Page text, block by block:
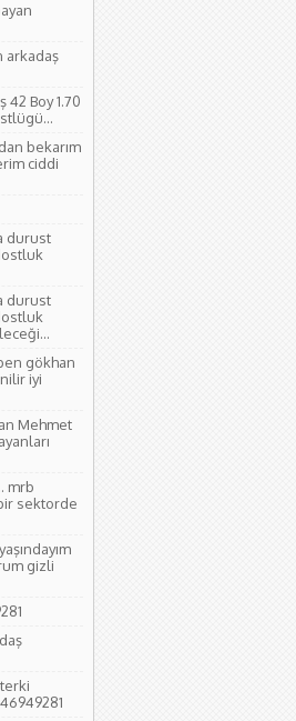
arkadaş
42 Boy 1.70
bekarım
ciddi
durust
durust
gökhan
iyi
Mehmet
mrb
sektorde
gizli